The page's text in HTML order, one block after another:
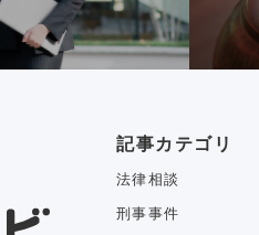
記事カテゴリ
法律相談
刑事事件